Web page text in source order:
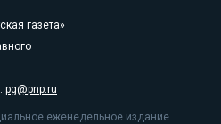
газета»
pg@pnp.ru
еженедельное издание